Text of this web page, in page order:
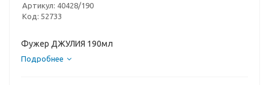
Артикул: 40428/190
Код: 52733
Фужер ДЖУЛИЯ 190мл
Подробнее